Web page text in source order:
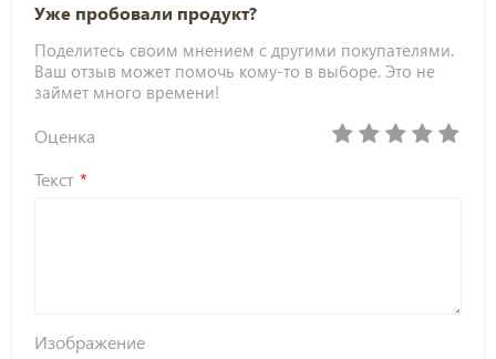
Уже пробовали продукт?
Поделитесь своим мнением с другими покупателями.
Ваш отзыв может помочь кому-то в выборе. Это не
займет много времени!
Оценка
Текст
Изображение